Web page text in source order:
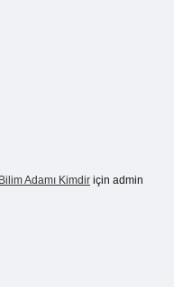
Adamı Kimdir için admin